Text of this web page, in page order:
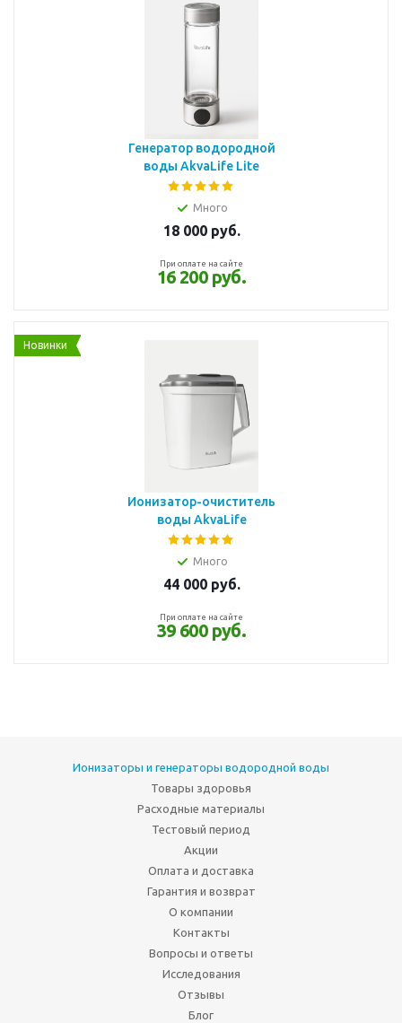
Генератор водородной
воды AkvaLife Lite
Много
18 000руб.
При оплате на сайте
16 200 руб.
Новинки
Ионизатор-очиститель
воды AkvaLife
Много
44 000руб.
При оплате на сайте
39 600 руб.
Ионизаторы и генераторы водородной воды
Товары здоровья
Расходные материалы
Тестовый период
Акции
Оплата и доставка
Гарантия и возврат
О компании
Контакты
Вопросы и ответы
Исследования
Отзывы
Блог